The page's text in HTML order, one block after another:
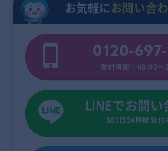
お気軽にお問い合
0120-
受付時間：08:00〜
LINEでお問い
365日24時間受付